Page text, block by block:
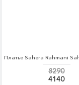
8290
4140